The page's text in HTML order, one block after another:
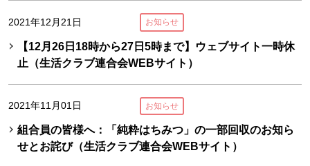
2021年12月21日 お知らせ
【12月26日18時から27日5時まで】ウェブサイト一時休
止（生活クラブ連合会WEBサイト）
2021年11月01日 お知らせ
組合員の皆様へ：「純粋はちみつ」の一部回収のお知ら
せとお詫び（生活クラブ連合会WEBサイト）